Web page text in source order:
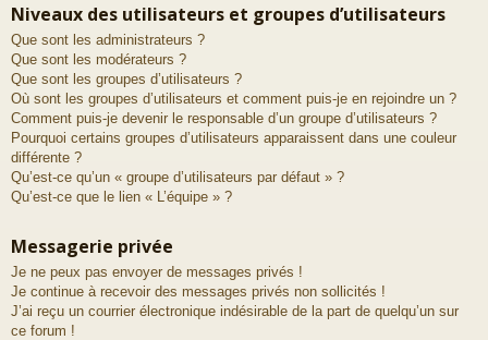
Niveaux des utilisateurs et groupes d’utilisateurs
Que sont les administrateurs ?
Que sont les modérateurs ?
Que sont les groupes d’utilisateurs ?
Où sont les groupes d’utilisateurs et comment puis-je en rejoindre un ?
Comment puis-je devenir le responsable d’un groupe d’utilisateurs ?
Pourquoi certains groupes d’utilisateurs apparaissent dans une couleur
différente ?
Qu’est-ce qu’un « groupe d’utilisateurs par défaut » ?
Qu’est-ce que le lien « L’équipe » ?
Messagerie privée
Je ne peux pas envoyer de messages privés !
Je continue à recevoir des messages privés non sollicités !
J’ai reçu un courrier électronique indésirable de la part de quelqu’un sur
ce forum !